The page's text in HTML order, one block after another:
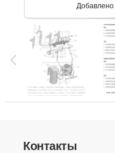
Добавлено
Контакты